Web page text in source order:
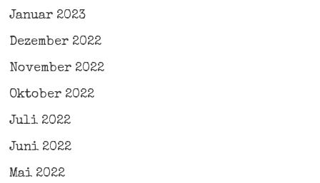
Januar 2023
Dezember 2022
November 2022
Oktober 2022
Juli 2022
Juni 2022
Mai 2022